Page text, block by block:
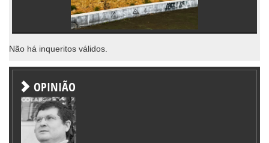
Não há inqueritos válidos.
OPINIÃO